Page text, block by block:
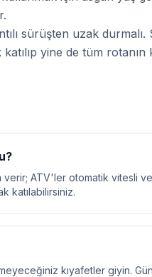
sürüşten uzak
yine de tüm rotanın
ATV'ler otomatik vitesli ve
katılabilirsiniz.
kıyafetler giyin.